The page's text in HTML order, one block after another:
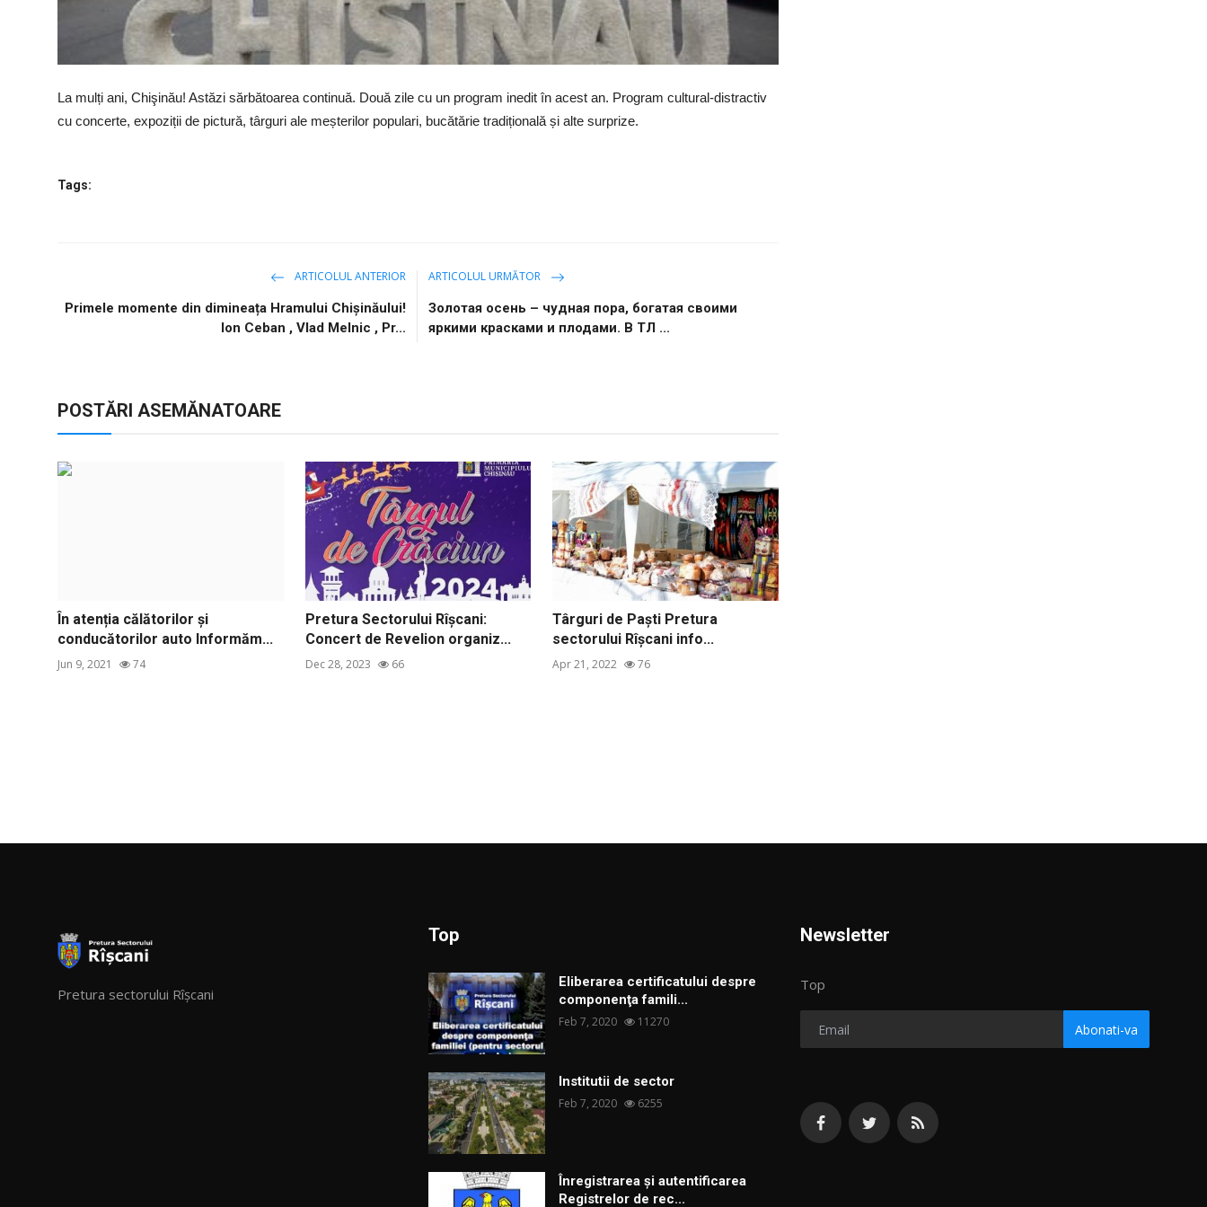
La mulți ani, Chişinău! Astăzi sărbătoarea continuă. Două zile cu un program inedit în acest an. Program cultural-distractiv
cu concerte, expoziții de pictură, târguri ale meșterilor populari, bucătărie tradițională și alte surprize.
Tags:
ARTICOLUL ANTERIOR
Primele momente din dimineața Hramului Chişinăului!
Ion Ceban , Vlad Melnic , Pr...
ARTICOLUL URMĂTOR
Золотая осень – чудная пора, богатая своими
яркими красками и плодами. В ТЛ ...
POSTĂRI ASEMĂNATOARE
În atenția călătorilor și
conducătorilor auto Informăm...
Jun 9, 2021 74
Pretura Sectorului Rîșcani:
Concert de Revelion organiz...
Dec 28, 2023 66
Târguri de Paști Pretura
sectorului Rîșcani info...
Apr 21, 2022 76
Pretura sectorului Rîșcani
Top
Eliberarea certificatului despre
componenţa famili...
Feb 7, 2020 11270
Institutii de sector
Feb 7, 2020 6255
Înregistrarea și autentificarea
Registrelor de rec...
Newsletter
Top
Abonati-va